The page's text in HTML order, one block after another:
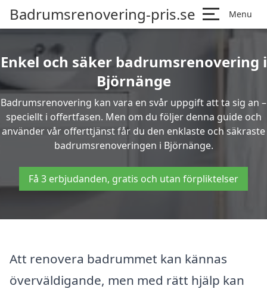
Badrumsrenovering-pris.se Menu
Enkel och säker badrumsrenovering i
Björnänge
Badrumsrenovering kan vara en svår uppgift att ta sig an –
speciellt i offertfasen. Men om du följer denna guide och
använder vår offerttjänst får du den enklaste och säkraste
badrumsrenoveringen i Björnänge.
Få 3 erbjudanden, gratis och utan förpliktelser
Att renovera badrummet kan kännas
överväldigande, men med rätt hjälp kan